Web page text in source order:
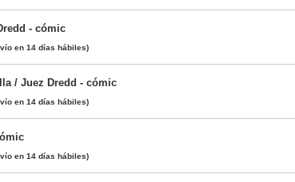
- cómic
en 14 días hábiles)
/ Juez Dredd - cómic
en 14 días hábiles)
en 14 días hábiles)